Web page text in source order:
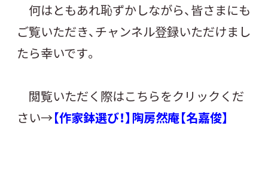
何はともあれ恥ずかしながら、皆さまにも
ご覧いただき、チャンネル登録いただけまし
たら幸いです。
閲覧いただく際はこちらをクリックくだ
さい→【作家鉢選び！】陶房然庵【名嘉俊】